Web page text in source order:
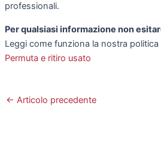
professionali.
Per qualsiasi informazione non
Leggi come funziona la nostra politica
Permuta e ritiro usato
← Articolo precedente